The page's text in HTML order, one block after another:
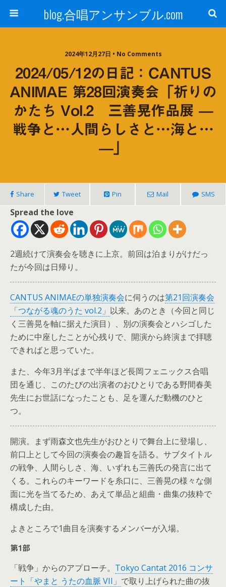
blog.合唱アンサンブル.com
2024年12月27日 • No Comments
2024/05/12の日記：CANTUS
ANIMAE 第28回演奏会「祈りの
かたち Vol.2 三善晃作品展 —
戦争と…人間らしさと…海と…
—」
Share Tweet Pin Mail SMS
Spread the love
2週続けて演奏会を聴きに上京。前回は泊まりがけだっ
たが今回は日帰り。
CANTUS ANIMAEの単独演奏会に伺うのは第21回演奏会
「つながる魂のうた vol.2」 以来。あのとき（今回と同じ
く三善晃を軸に据えた演目）、別の演奏会とハシゴした
ために中座したことが心残りで、開演から終演まで拝聴
できればと思っていた。
また、今年3月半ばまで半年ほど長岡フェニックス合唱
団を通じ、このたびの出演者のおひとりである野間春美
先生にお世話になったことも、足を運んだ動機のひと
つ。
開演。まず雨森文也先生がおひとりで舞台上に登場し、
前口上として今回の演奏会の趣旨を語る。サブタイトル
の戦争、人間らしさ、海、いずれも三善氏の発言に出て
くる。これらのキーワードを糸口に、三善晃の様々な側
面に光を当てるため、あえて単品と組曲・曲集の抜粋で
構成した由。
よきところで1曲目を演奏するメンバーが入場。
第1部
「戦争」からのアプローチ。 Tokyo Cantat 2016 コンサ
ート「やまと うたの血脈 VII」 で取り上げられた曲の抜